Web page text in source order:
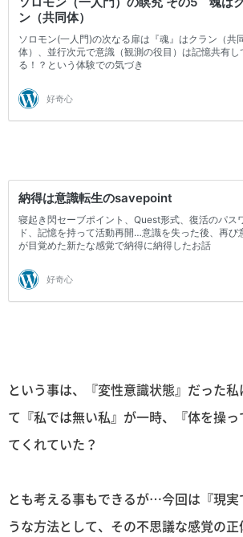
という事は、『変性意識状態』だった
て『私では無い私』が一時、『体を操
てくれていた？
とも考える事もできるが…今回は『現実
うな方法として、その不思議な感覚の